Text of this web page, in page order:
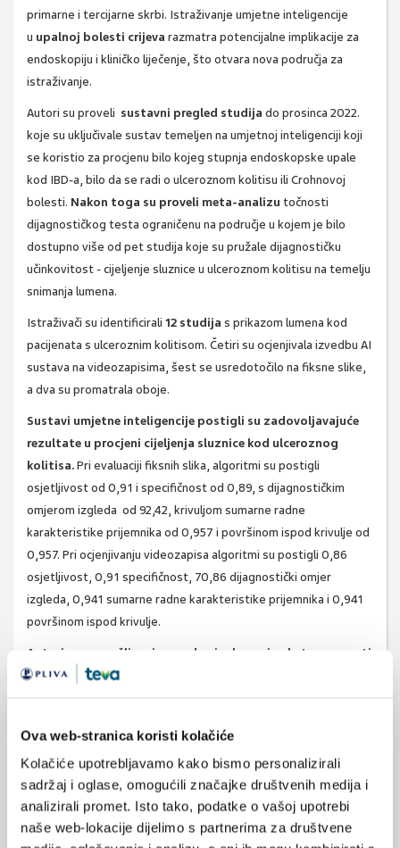
Ova web-stranica koristi kolačiće
Kolačiće upotrebljavamo kako bismo personalizirali
sadržaj i oglase, omogućili značajke društvenih medija i
analizirali promet. Isto tako, podatke o vašoj upotrebi
naše web-lokacije dijelimo s partnerima za društvene
primarne i tercijarne skrbi. Istraživanje umjetne inteligencije
u upalnoj bolesti crijeva razmatra potencijalne implikacije za
endoskopiju i kliničko liječenje, što otvara nova područja za
istraživanje.
Autori su proveli sustavni pregled studija do prosinca 2022.
koje su uključivale sustav temeljen na umjetnoj inteligenciji koji
se koristio za procjenu bilo kojeg stupnja endoskopske upale
kod IBD-a, bilo da se radi o ulceroznom kolitisu ili Crohnovoj
bolesti. Nakon toga su proveli meta-analizu točnosti
dijagnostičkog testa ograničenu na područje u kojem je bilo
dostupno više od pet studija koje su pružale dijagnostičku
učinkovitost - cijeljenje sluznice u ulceroznom kolitisu na temelju
snimanja lumena.
Istraživači su identificirali 12 studija s prikazom lumena kod
pacijenata s ulceroznim kolitisom. Četiri su ocjenjivala izvedbu AI
sustava na videozapisima, šest se usredotočilo na fiksne slike,
a dva su promatrala oboje.
Sustavi umjetne inteligencije postigli su zadovoljavajuće
rezultate u procjeni cijeljenja sluznice kod ulceroznog
kolitisa.Pri evaluaciji fiksnih slika, algoritmi su postigli
osjetljivost od 0,91 i specifičnost od 0,89, s dijagnostičkim
omjerom izgleda od 92,42, krivuljom sumarne radne
karakteristike prijemnika od 0,957 i površinom ispod krivulje od
0,957. Pri ocjenjivanju videozapisa algoritmi su postigli 0,86
osjetljivost, 0,91 specifičnost, 70,86 dijagnostički omjer
izgleda, 0,941 sumarne radne karakteristike prijemnika i 0,941
površinom ispod krivulje.
Autori su pronašli umjerenu do visoku razinu heterogenosti
među studijama, što je ograničilo kvalitetu dokaza.
bazi podataka. Međutim, sedam ih je koristilo skup podataka za
internu validaciju odvojen od skupa podataka za obuku.
Dig Liver Dis. 2023 Dec 5:S1590-8658(23)01023-X. doi:
10.1016/j.dld.2023.11.005.